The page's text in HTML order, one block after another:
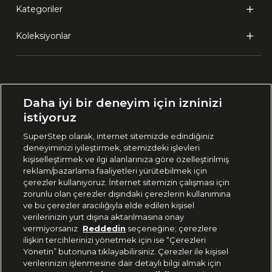
Kategoriler
Koleksiyonlar
🇹🇷 Türkiye
444 37 36
Uygulamadan Takip Edin
Bizi Takip Edin
Daha iyi bir deneyim için izninizi
istiyoruz
SuperStep olarak, internet sitemizde edindiğiniz
deneyiminizi iyileştirmek, sitemizdeki işlevleri
kişiselleştirmek ve ilgi alanlarınıza göre özelleştirilmiş
reklam/pazarlama faaliyetleri yürütebilmek için
çerezler kullanıyoruz. İnternet sitemizin çalışması için
zorunlu olan çerezler dışındaki çerezlerin kullanımına
ve bu çerezler aracılığıyla elde edilen kişisel
verilerinizin yurt dışına aktarılmasına onay
vermiyorsanız Reddedin seçeneğine; çerezlere
ilişkin tercihlerinizi yönetmek için ise “Çerezleri
Yönetin” butonuna tıklayabilirsiniz. Çerezler ile kişisel
verilerinizin işlenmesine dair detaylı bilgi almak için